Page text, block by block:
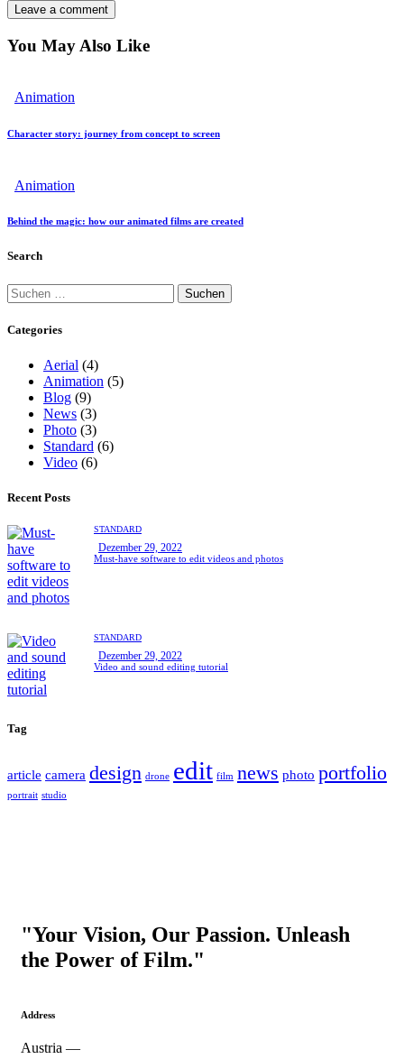
You May Also Like
Animation
Character story: journey from concept to screen
Animation
Behind the magic: how our animated films are created
Search
Categories
Aerial (4)
Animation (5)
Blog (9)
News (3)
Photo (3)
Standard (6)
Video (6)
Recent Posts
STANDARD
Dezember 29, 2022
Must-have software to edit videos and photos
STANDARD
Dezember 29, 2022
Video and sound editing tutorial
Tag
article camera design drone edit film news photo portfolio
portrait studio
"Your Vision, Our Passion. Unleash
the Power of Film."
Address
Austria —